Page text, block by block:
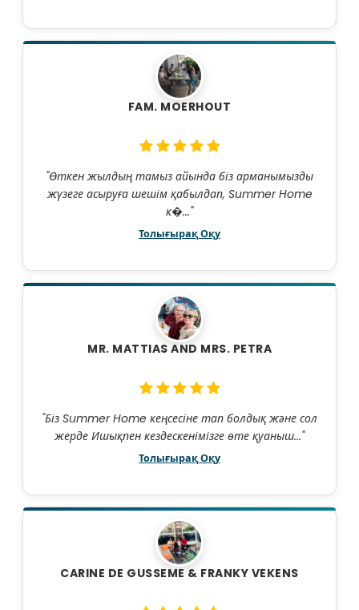
FAM. MOERHOUT
"Өткен жылдың тамыз айында біз арманымызды
жүзеге асыруға шешім қабылдап, Summer Home
к�..."
Толығырақ Оқу
MR. MATTIAS AND MRS. PETRA
"Біз Summer Home кеңсесіне тап болдық және сол
жерде Ишықпен кездескенімізге өте қуаныш..."
Толығырақ Оқу
CARINE DE GUSSEME & FRANKY VEKENS